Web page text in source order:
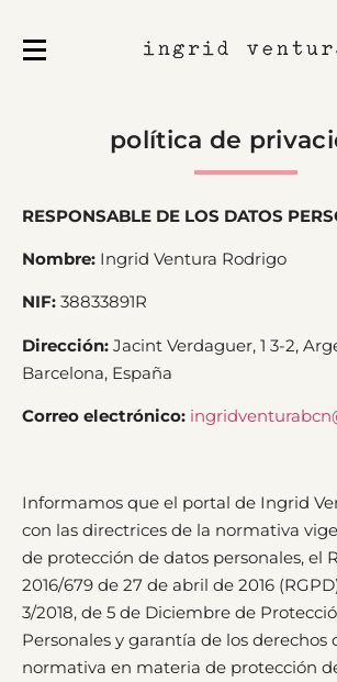
política de
RESPONSABLE DE LOS DATOS
Nombre: Ingrid Ventura Rodrigo
NIF: 38833891R
Dirección: Jacint Verdaguer, 1 3-2,
Barcelona, España
Correo electrónico:
Informamos que el portal de Ingrid
con las directrices de la normativa
de protección de datos personales, el
2016/679 de 27 de abril de 2016
3/2018, de 5 de Diciembre de
Personales y garantía de los derechos
normativa en materia de protección